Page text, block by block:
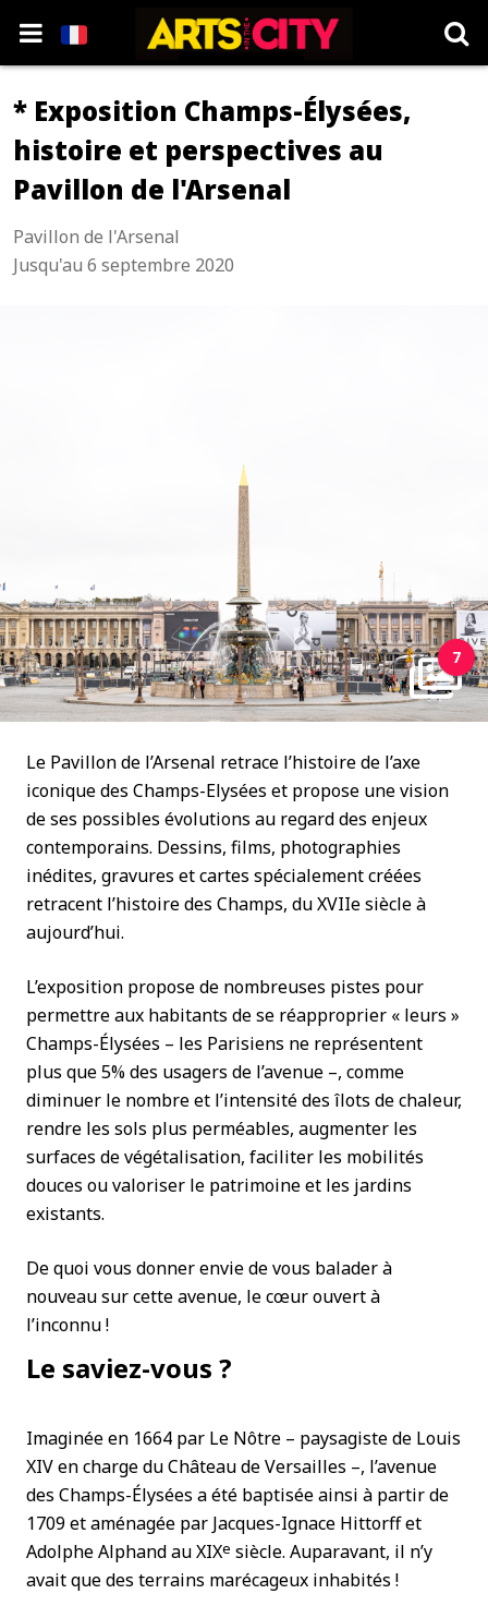
* Exposition Champs-Élysées,
histoire et perspectives au
Pavillon de l'Arsenal
Pavillon de l'Arsenal
Jusqu'au 6 septembre 2020
7
Le Pavillon de l’Arsenal retrace l’histoire de l’axe
iconique des Champs-Elysées et propose une vision
de ses possibles évolutions au regard des enjeux
contemporains. Dessins, films, photographies
inédites, gravures et cartes spécialement créées
retracent l’histoire des Champs, du XVIIe siècle à
aujourd’hui.
L’exposition propose de nombreuses pistes pour
permettre aux habitants de se réapproprier « leurs »
Champs-Élysées – les Parisiens ne représentent
plus que 5% des usagers de l’avenue –, comme
diminuer le nombre et l’intensité des îlots de chaleur,
rendre les sols plus perméables, augmenter les
surfaces de végétalisation, faciliter les mobilités
douces ou valoriser le patrimoine et les jardins
existants.
De quoi vous donner envie de vous balader à
nouveau sur cette avenue, le cœur ouvert à
l’inconnu !
Le saviez-vous ?
Imaginée en 1664 par Le Nôtre – paysagiste de Louis
XIV en charge du Château de Versailles –, l’avenue
des Champs-Élysées a été baptisée ainsi à partir de
1709 et aménagée par Jacques-Ignace Hittorff et
Adolphe Alphand au XIXe siècle. Auparavant, il n’y
avait que des terrains marécageux inhabités !